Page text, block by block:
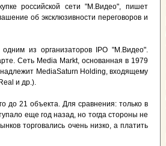
российской сети "М.Видео", пишет
об эксклюзивности переговоров и
из организаторов IPO "М.Видео".
Сеть Media Markt, основанная в 1979
MediaSaturn Holding, входящему
и др.).
до 21 объекта. Для сравнения: только в
еще год назад, но тогда стороны не
торговались очень низко, а платить